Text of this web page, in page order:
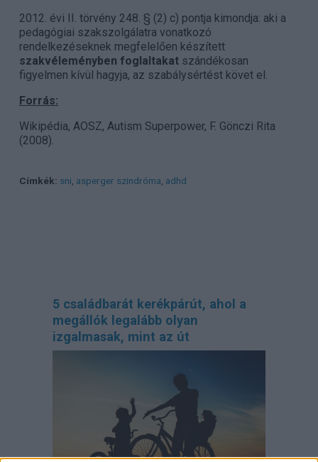
2012. évi II. törvény 248. § (2) c) pontja kimondja: aki a
pedagógiai szakszolgálatra vonatkozó
rendelkezéseknek megfelelően készített
szakvéleményben foglaltakatszándékosan
figyelmen kívül hagyja, az szabálysértést követ el.
Forrás:
Wikipédia, AOSZ, Autism Superpower, F. Gönczi Rita
(2008).
Címkék: sni asperger szindróma adhd
5 családbarát kerékpárút, ahol a
megállók legalább olyan
izgalmasak, mint az út